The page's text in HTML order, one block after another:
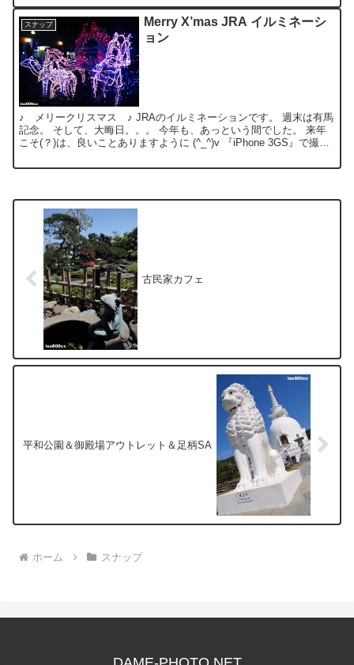
スナップ
Merry X’mas JRA イルミネーシ
ョン
♪ メリークリスマス ♪ JRAのイルミネーションです。 週末は有馬
記念。 そして、大晦日。。。 今年も、あっという間でした。 来年
こそ(？)は、良いことありますように (^_^)v 『iPhone 3GS』で撮
古民家カフェ
平和公園＆御殿場アウトレット＆足柄SA
ホーム スナップ